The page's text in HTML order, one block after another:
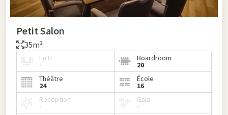
Petit Salon
35m²
En U
-
Boardroom
20
Théâtre
24
École
16
Réception
-
Gala
-